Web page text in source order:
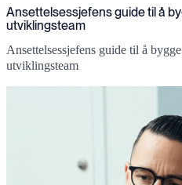
Ansettelsessjefens guide til å
utviklingsteam
Ansettelsessjefens guide til å
utviklingsteam